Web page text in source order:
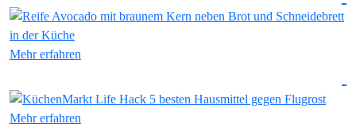
Mehr erfahren
Mehr erfahren